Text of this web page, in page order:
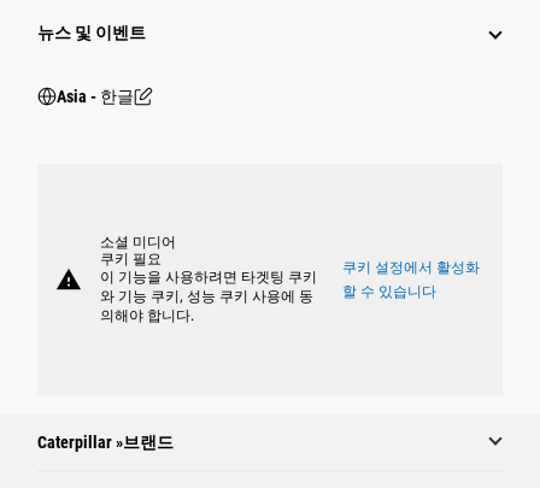
뉴스 및 이벤트
Asia - 한글
warning
소셜 미디어
쿠키 필요
이 기능을 사용하려면 타겟팅 쿠키
와 기능 쿠키, 성능 쿠키 사용에 동
의해야 합니다.
쿠키 설정에서 활성화
할 수 있습니다
Caterpillar »브랜드